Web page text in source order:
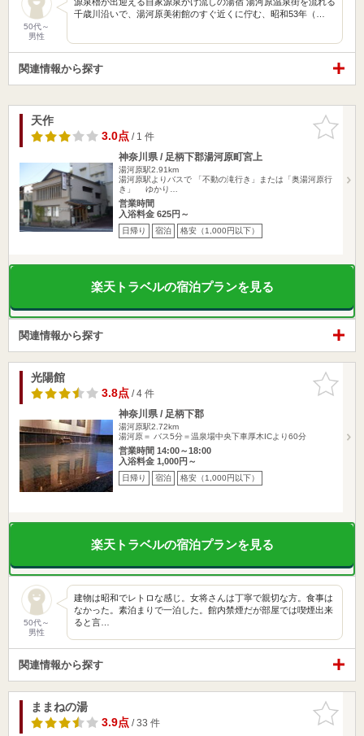
50代～
男性
千歳川沿いで、湯河原美術館のすぐ近くに佇む、昭和53年（…
関連情報から探す
お気に入
りに追加
天作
3.0点/ 1 件
神奈川県 / 足柄下郡湯河原町宮上
湯河原駅2.91km
湯河原駅よりバスで 「不動の滝行き」または「奥湯河原行
き」 ゆかり…
営業時間
入浴料金 625円～
日帰り 宿泊 格安（1,000円以下）
楽天トラベルの宿泊プランを見る
関連情報から探す
お気に入
りに追加
光陽館
3.8点/ 4 件
神奈川県 / 足柄下郡
湯河原駅2.72km
湯河原＝ バス5分＝温泉場中央下車厚木ICより60分
営業時間 14:00～18:00
入浴料金 1,000円～
日帰り 宿泊 格安（1,000円以下）
楽天トラベルの宿泊プランを見る
50代～
男性
建物は昭和でレトロな感じ。女将さんは丁寧で親切な方。食事は
なかった。素泊まりで一泊した。館内禁煙だが部屋では喫煙出来
ると言…
関連情報から探す
お気に入
りに追加
ままねの湯
3.9点/ 33 件